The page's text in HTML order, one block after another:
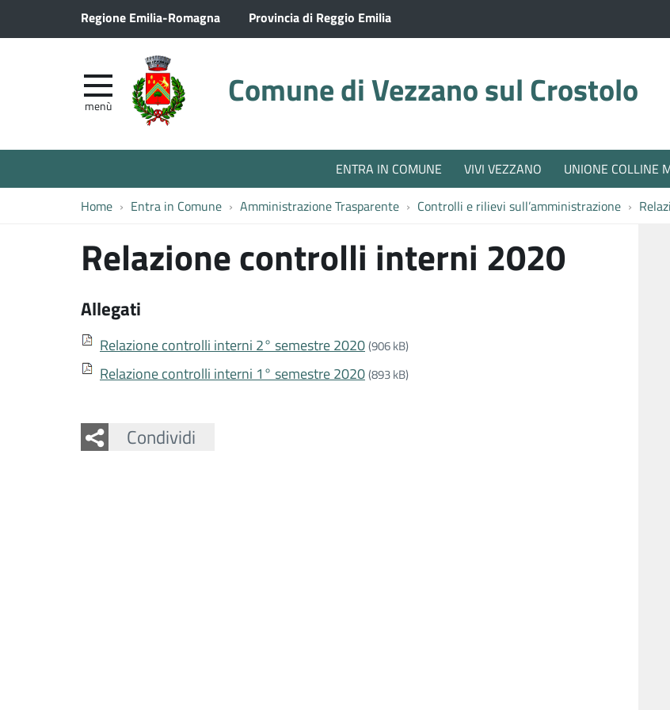
Regione Emilia-Romagna Provincia di Reggio Emilia
Comune di Vezzano sul Crostolo
menù
ENTRA IN COMUNE VIVI VEZZANO UNIONE COLLINE
Home Entra in Comune Amministrazione Trasparente Controlli e rilievi sull’amministrazione
Relazione controlli interni 2020
Allegati
Relazione controlli interni 2° semestre 2020(906 kB)
Relazione controlli interni 1° semestre 2020(893 kB)
Condividi
Facebook
Twitter
Whatsapp